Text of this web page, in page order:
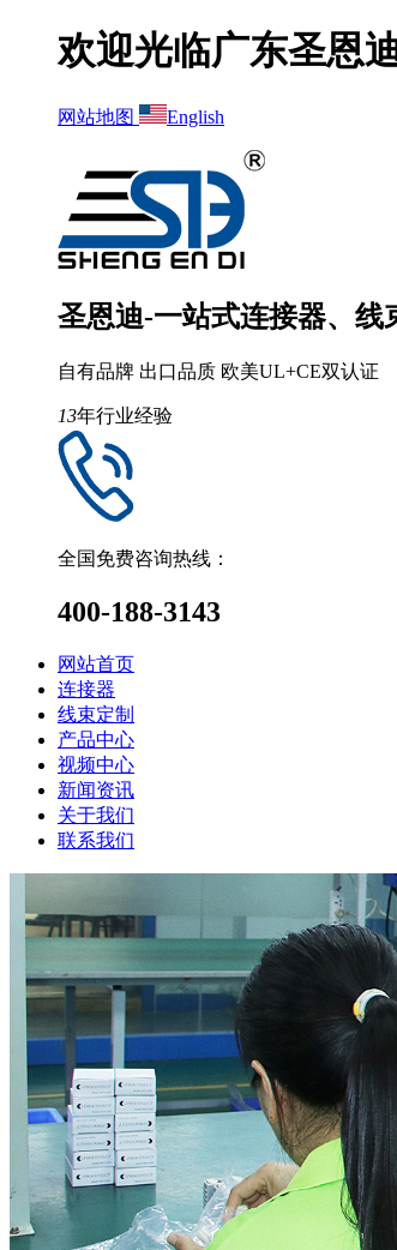
欢迎光临广东圣恩
网站地图 English
圣恩迪-一站式连接器、线
自有品牌 出口品质 欧美UL+CE双认证
13年行业经验
全国免费咨询热线：
400-188-3143
网站首页
连接器
线束定制
产品中心
视频中心
新闻资讯
关于我们
联系我们